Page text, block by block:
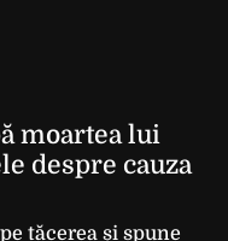
moartea lui
despre cauza
tăcerea și spune